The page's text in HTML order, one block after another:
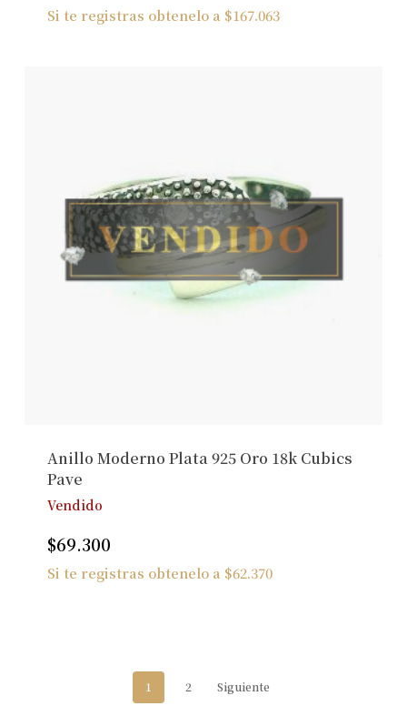
Si te registras obtenelo a $167.063
Anillo Moderno Plata 925 Oro 18k Cubics
Pave
Vendido
$69.300
Si te registras obtenelo a $62.370
1 2 Siguiente